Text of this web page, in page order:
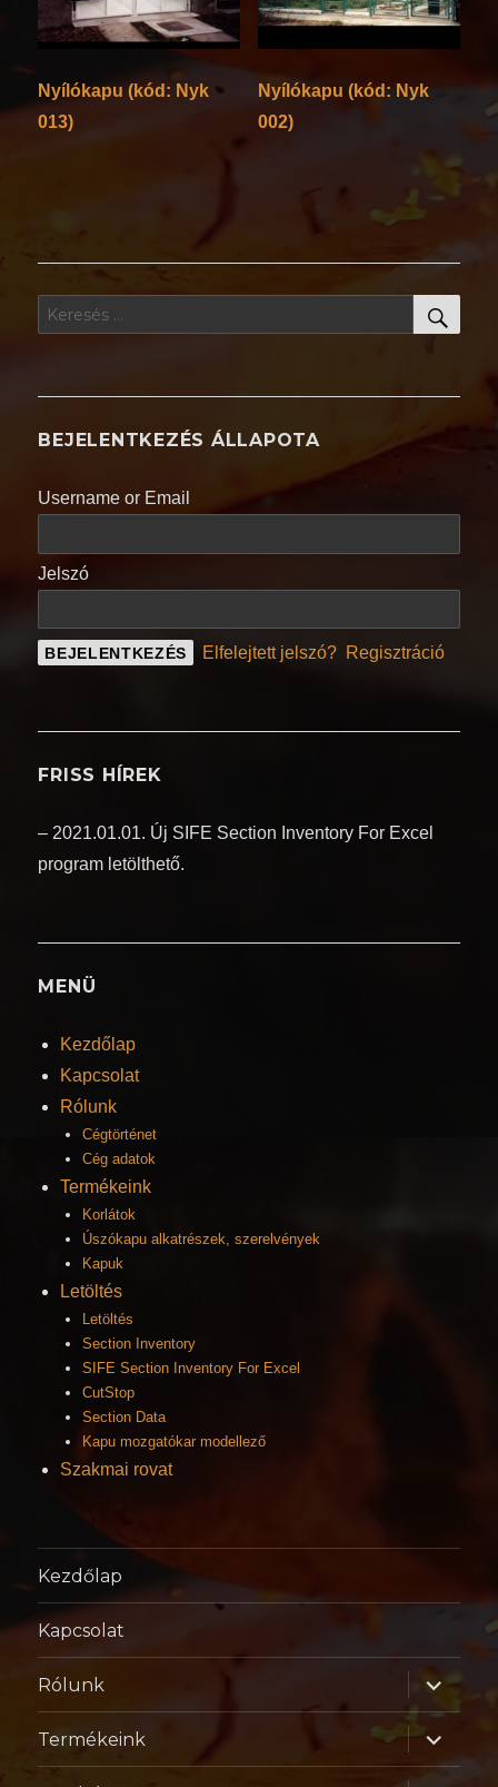
Nyílókapu (kód: Nyk
013)
Nyílókapu (kód: Nyk
002)
Keresés
a
kifejezésre:
BEJELENTKEZÉS ÁLLAPOTA
Username or Email
Jelszó
Elfelejtett jelszó? Regisztráció
FRISS HÍREK
– 2021.01.01. Új SIFE Section Inventory For Excel
program letölthető.
MENÜ
Kezdőlap
Kapcsolat
Rólunk
Cégtörténet
Cég adatok
Termékeink
Korlátok
Úszókapu alkatrészek, szerelvények
Kapuk
Letöltés
Letöltés
Section Inventory
SIFE Section Inventory For Excel
CutStop
Section Data
Kapu mozgatókar modellező
Szakmai rovat
Kezdőlap
Kapcsolat
Rólunk
almenü
Termékeink
almenü